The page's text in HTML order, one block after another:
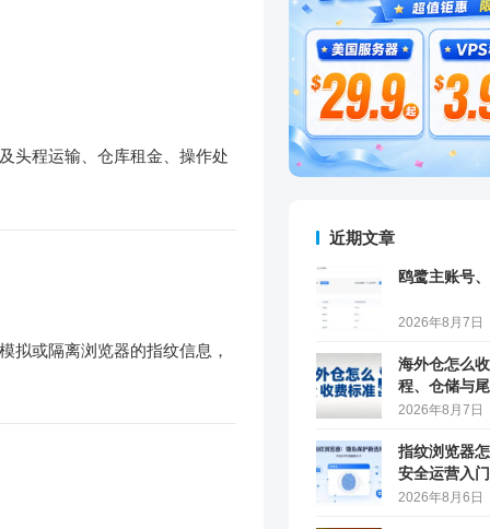
头程运输、仓库租金、操作处
拟或隔离浏览器的指纹信息，
近期文章
鸥鹭主账号
2026年8月7日
海外仓怎么
程、仓储与
2026年8月7日
指纹浏览器
安全运营入
2026年8月6日